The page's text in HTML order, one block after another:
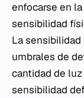
enfocarse en
sensibilidad
La
umbrales de
cantidad de luz
sensibilidad